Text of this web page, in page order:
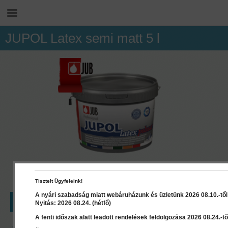
JUPOL Latex semi matt 5 l
LEÍRÁS RÉSZLETEK DOKUMENTUMOK
Tisztelt Ügyfeleink!
A nyári szabadság miatt webáruházunk és üzletünk 2026 08.10.-
Nyitás: 2026 08.24. (hétfő)
A fenti időszak alatt leadott rendelések feldolgozása 2026 08.24.-